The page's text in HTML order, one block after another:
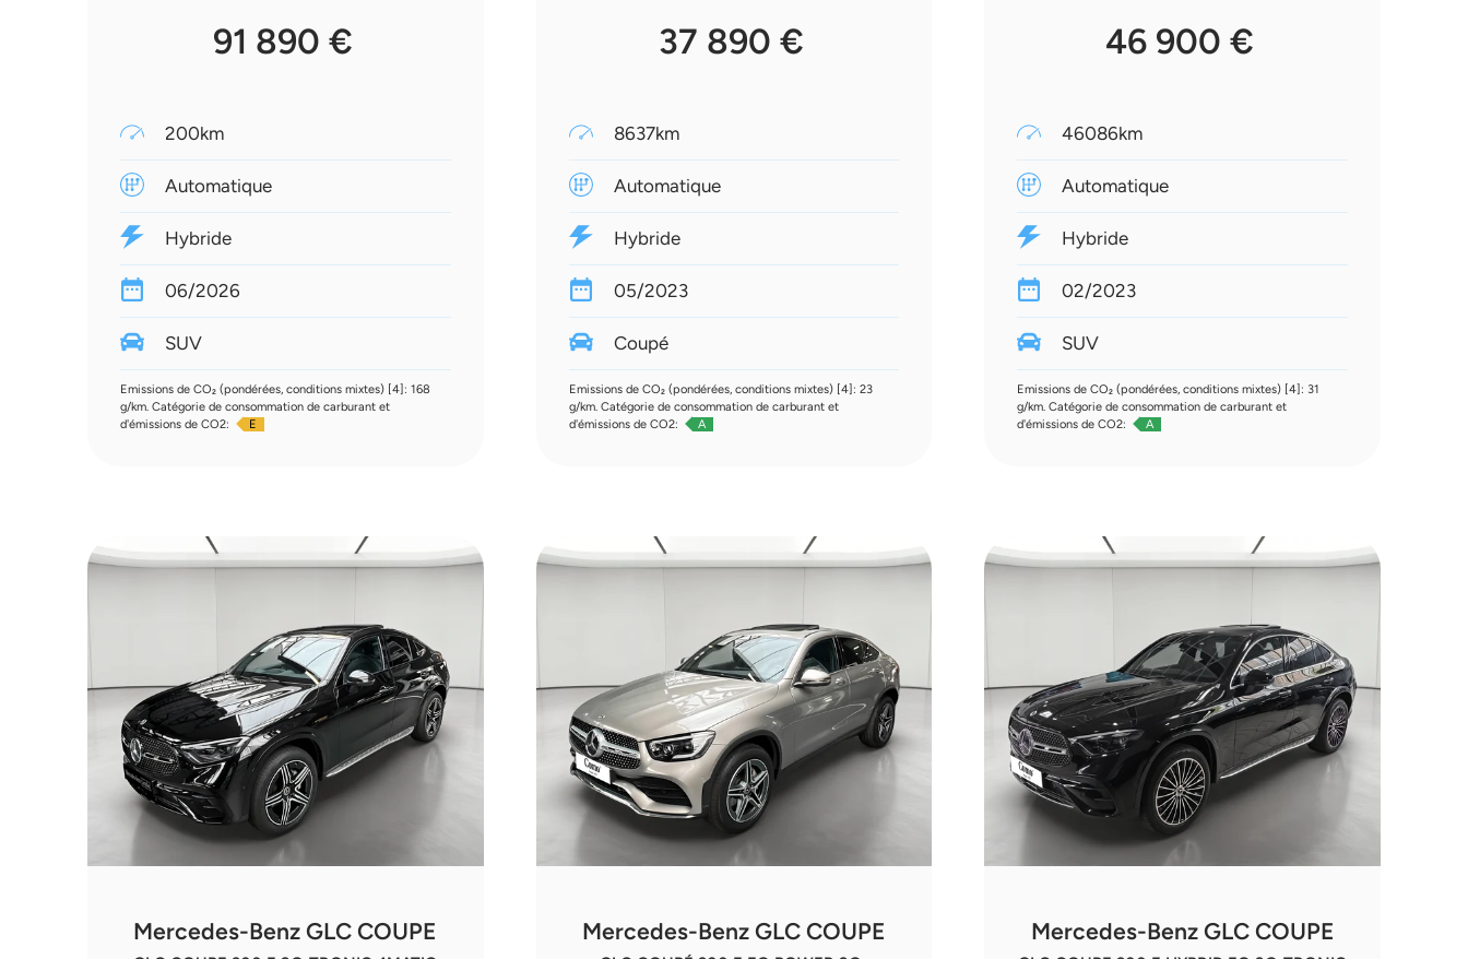
91 890 €
200km
Automatique
Hybride
06/2026
SUV
Emissions de CO₂ (pondérées, conditions mixtes) [4]: 168
g/km. Catégorie de consommation de carburant et
d'émissions de CO2:
E
37 890 €
8637km
Automatique
Hybride
05/2023
Coupé
Emissions de CO₂ (pondérées, conditions mixtes) [4]: 23
g/km. Catégorie de consommation de carburant et
d'émissions de CO2:
A
46 900 €
46086km
Automatique
Hybride
02/2023
SUV
Emissions de CO₂ (pondérées, conditions mixtes) [4]: 31
g/km. Catégorie de consommation de carburant et
d'émissions de CO2:
A
Mercedes-Benz GLC COUPE Mercedes-Benz GLC COUPE Mercedes-Benz GLC COUPE